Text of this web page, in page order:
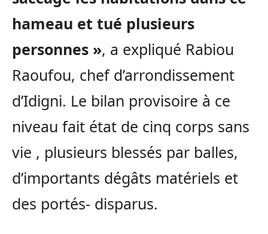
hameau et tué plusieurs
personnes », a expliqué Rabiou
Raoufou, chef d’arrondissement
d’Idigni. Le bilan provisoire à ce
niveau fait état de cinq corps sans
vie , plusieurs blessés par balles,
d’importants dégâts matériels et
des portés- disparus.